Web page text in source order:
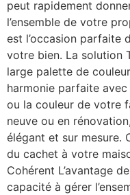
peut rapidement
l’ensemble de votre
est l’occasion parfaite
votre bien. La solution
large palette de
harmonie parfaite
ou la couleur de votre
neuve ou en
élégant et sur mesure.
du cachet à votre
Cohérent L’avantage
capacité à gérer